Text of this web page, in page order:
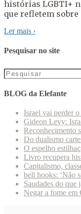
histórias LGBTI+
que refletem
Ler mais ›
Pesquisar no site
BLOG da Elefante
Israel vai perder
Gideon Levy:
Reconhecimento
Do dualismo
O espelho
Livro recupera
Capitalismo,
bell hooks: ‘Não
Saudades do que
Negar a fome em